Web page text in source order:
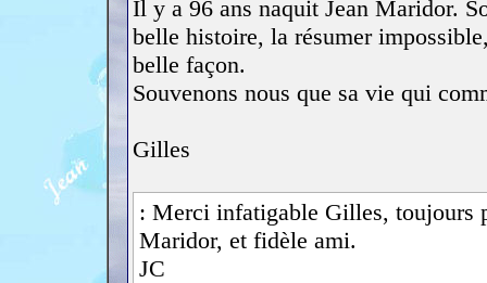
Il y a 96 ans naquit Jean Maridor.
belle histoire, la résumer
belle façon.
Souvenons nous que sa vie qui
Gilles
: Merci infatigable Gilles, toujours
Maridor, et fidèle ami.
JC